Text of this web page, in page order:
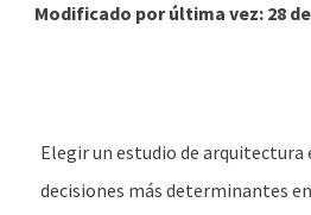
Modificado por última vez: 28 de
Elegir un estudio de arquitectura
decisiones más determinantes